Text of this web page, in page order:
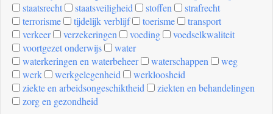
staatsrecht
staatsveiligheid stoffen
strafrecht
terrorisme
tijdelijk verblijf toerisme
transport
verkeer
verzekeringen voeding
voedselkwaliteit
voortgezet onderwijs
water
waterkeringen en waterbeheer
waterschappen
weg
werk
werkgelegenheid
werkloosheid
ziekte en arbeidsongeschiktheid
ziekten en behandelingen
zorg en gezondheid